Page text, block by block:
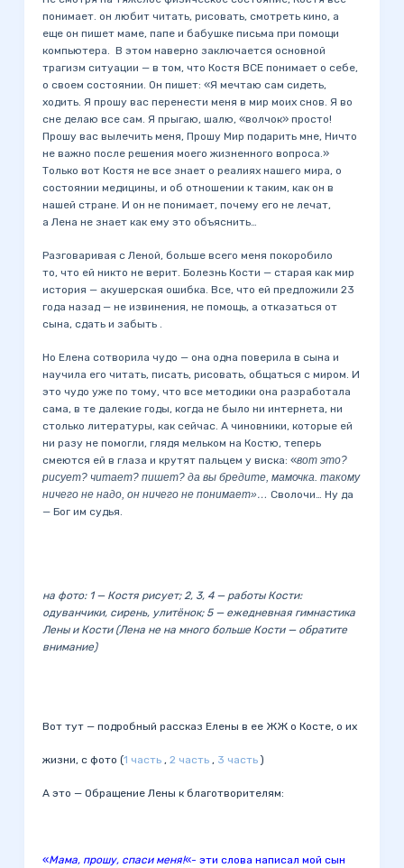
понимает. он любит читать, рисовать, смотреть кино, а
еще он пишет маме, папе и бабушке письма при помощи
компьютера. В этом наверно заключается основной
трагизм ситуации — в том, что Костя ВСЕ понимает о себе,
о своем состоянии. Он пишет: «Я мечтаю сам сидеть,
ходить. Я прошу вас перенести меня в мир моих снов. Я во
сне делаю все сам. Я прыгаю, шалю, «волчок» просто!
Прошу вас вылечить меня, Прошу Мир подарить мне, Ничто
не важно после решения моего жизненного вопроса.»
Только вот Костя не все знает о реалиях нашего мира, о
состоянии медицины, и об отношении к таким, как он в
нашей стране. И он не понимает, почему его не лечат,
а Лена не знает как ему это объяснить…
Разговаривая с Леной, больше всего меня покоробило
то, что ей никто не верит. Болезнь Кости — старая как мир
история — акушерская ошибка. Все, что ей предложили 23
года назад — не извинения, не помощь, а отказаться от
сына, сдать и забыть .
Но Елена сотворила чудо — она одна поверила в сына и
научила его читать, писать, рисовать, общаться с миром. И
это чудо уже по тому, что все методики она разработала
сама, в те далекие годы, когда не было ни интернета, ни
столько литературы, как сейчас. А чиновники, которые ей
ни разу не помогли, глядя мельком на Костю, теперь
смеются ей в глаза и крутят пальцем у виска: «вот это?
рисует? читает? пишет? да вы бредите, мамочка. такому
ничего не надо, он ничего не понимает»… Сволочи… Ну да
— Бог им судья.
на фото: 1 — Костя рисует; 2, 3, 4 — работы Кости:
одуванчики, сирень, улитёнок; 5 — ежедневная гимнастика
Лены и Кости (Лена не на много больше Кости — обратите
внимание)
Вот тут — подробный рассказ Елены в ее ЖЖ о Косте, о их
жизни, с фото (1 часть , 2 часть , 3 часть)
А это — Обращение Лены к благотворителям:
«Мама, прошу, спаси меня!«- эти слова написал мой сын